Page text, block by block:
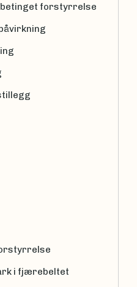
forstyrrelse
i fjærebeltet